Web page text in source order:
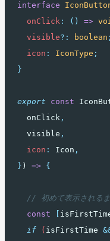
interface
onClick: () =>
visible?: boolean ;
icon : IconType ;
}
export const
  onClick
,
  visible
,
icon : Icon ,
} ) => {
// 初めて表示されるま
const
if ( isFirstTime